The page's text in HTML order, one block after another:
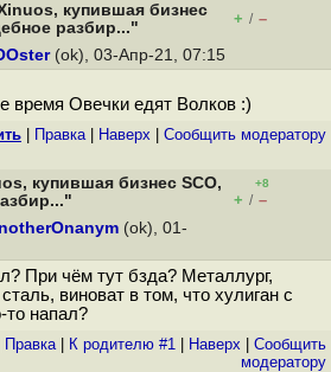
купившая бизнес
разбир..."
+ / –
(ok), 03-Апр-21, 07:15
время Овечки едят Волков :)
Правка| Наверх Cообщить модератору
купившая бизнес SCO,
+8
+ / –
(ok), 01-
При чём тут бзда? Металлург,
виноват в том, что хулиган с
то напал?
Правка| К родителю #1 Наверх
Cообщить
модератору